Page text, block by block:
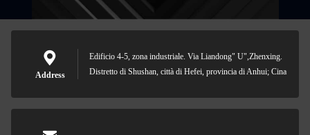
Address
Edificio 4-5, zona industriale. Via Liandong" U",Zhenxing.
Distretto di Shushan, città di Hefei, provincia di Anhui; Cina